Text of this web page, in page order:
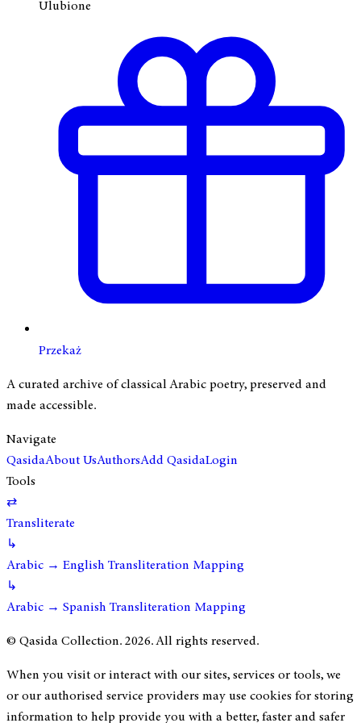
Ulubione
Przekaż
A curated archive of classical Arabic poetry, preserved and
made accessible.
Navigate
QasidaAbout UsAuthorsAdd QasidaLogin
Tools
⇄
Transliterate
↳
Arabic → English Transliteration Mapping
↳
Arabic → Spanish Transliteration Mapping
© Qasida Collection.2026. All rights reserved.
When you visit or interact with our sites, services or tools, we
or our authorised service providers may use cookies for storing
information to help provide you with a better, faster and safer